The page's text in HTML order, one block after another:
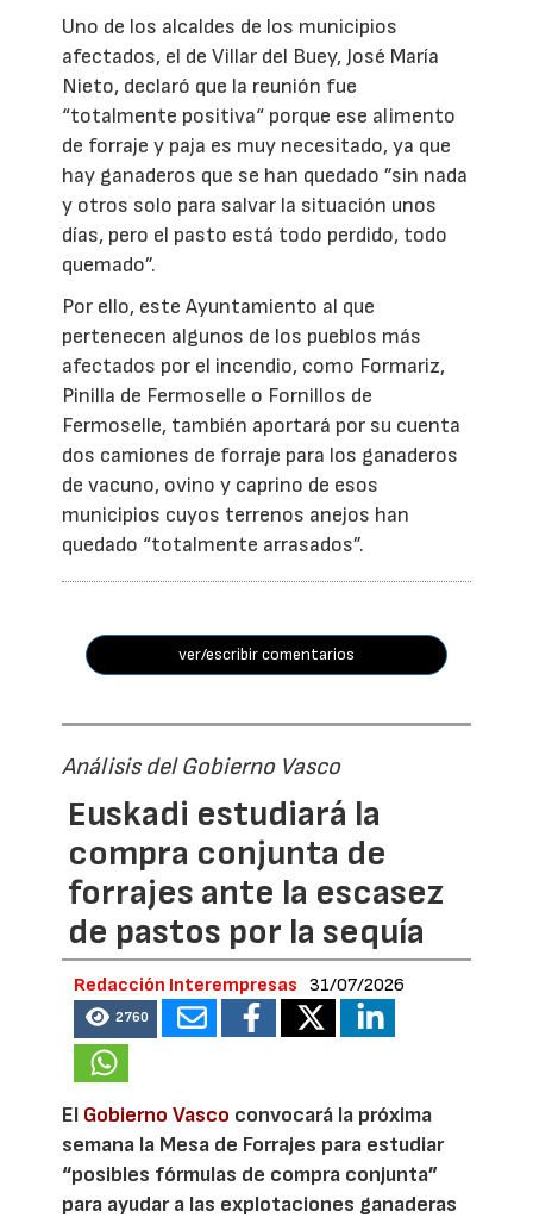
Uno de los alcaldes de los municipios
afectados, el de Villar del Buey, José María
Nieto, declaró que la reunión fue
“totalmente positiva“ porque ese alimento
de forraje y paja es muy necesitado, ya que
hay ganaderos que se han quedado ”sin nada
y otros solo para salvar la situación unos
días, pero el pasto está todo perdido, todo
quemado”.
Por ello, este Ayuntamiento al que
pertenecen algunos de los pueblos más
afectados por el incendio, como Formariz,
Pinilla de Fermoselle o Fornillos de
Fermoselle, también aportará por su cuenta
dos camiones de forraje para los ganaderos
de vacuno, ovino y caprino de esos
municipios cuyos terrenos anejos han
quedado “totalmente arrasados”.
ver/escribir comentarios
Análisis del Gobierno Vasco
Euskadi estudiará la
compra conjunta de
forrajes ante la escasez
de pastos por la sequía
Redacción Interempresas 31/07/2026
2760
El Gobierno Vasco convocará la próxima
semana la Mesa de Forrajes para estudiar
“posibles fórmulas de compra conjunta”
para ayudar a las explotaciones ganaderas